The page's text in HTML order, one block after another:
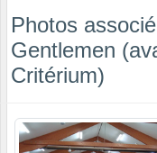
Photos
Gentlemen
Critérium)